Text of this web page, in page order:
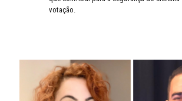
votação.